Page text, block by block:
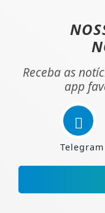
Receba as
app
Telegram